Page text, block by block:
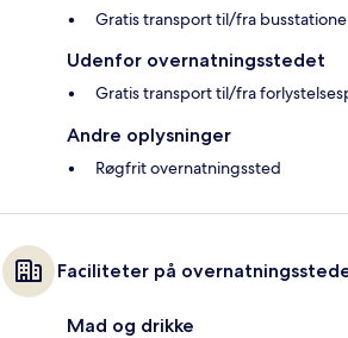
Gratis transport til/fra
Udenfor overnatningsstedet
Gratis transport til/fra
Andre oplysninger
Røgfrit overnatningssted
Faciliteter på
Mad og drikke